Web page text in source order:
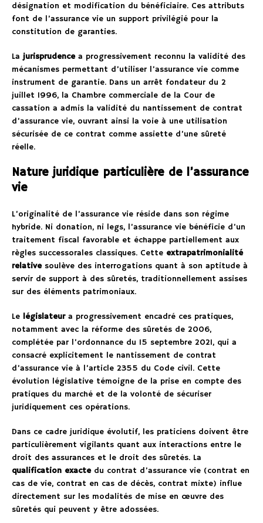
désignation et modification du bénéficiaire. Ces attributs
font de l’assurance vie un support privilégié pour la
constitution de garanties.
Lajurisprudencea progressivement reconnu la validité des
mécanismes permettant d’utiliser l’assurance vie comme
instrument de garantie. Dans un arrêt fondateur du 2
juillet 1996, la Chambre commerciale de la Cour de
cassation a admis la validité du nantissement de contrat
d’assurance vie, ouvrant ainsi la voie à une utilisation
sécurisée de ce contrat comme assiette d’une sûreté
réelle.
Nature juridique particulière de l’assurance
vie
L’originalité de l’assurance vie réside dans son régime
hybride. Ni donation, ni legs, l’assurance vie bénéficie d’un
traitement fiscal favorable et échappe partiellement aux
règles successorales classiques. Cette extrapatrimonialité
relativesoulève des interrogations quant à son aptitude à
servir de support à des sûretés, traditionnellement assises
sur des éléments patrimoniaux.
Le législateura progressivement encadré ces pratiques,
notamment avec la réforme des sûretés de 2006,
complétée par l’ordonnance du 15 septembre 2021, qui a
consacré explicitement le nantissement de contrat
d’assurance vie à l’article 2355 du Code civil. Cette
évolution législative témoigne de la prise en compte des
pratiques du marché et de la volonté de sécuriser
juridiquement ces opérations.
Dans ce cadre juridique évolutif, les praticiens doivent être
particulièrement vigilants quant aux interactions entre le
droit des assurances et le droit des sûretés. La
qualification exactedu contrat d’assurance vie (contrat en
cas de vie, contrat en cas de décès, contrat mixte) influe
directement sur les modalités de mise en œuvre des
sûretés qui peuvent y être adossées.